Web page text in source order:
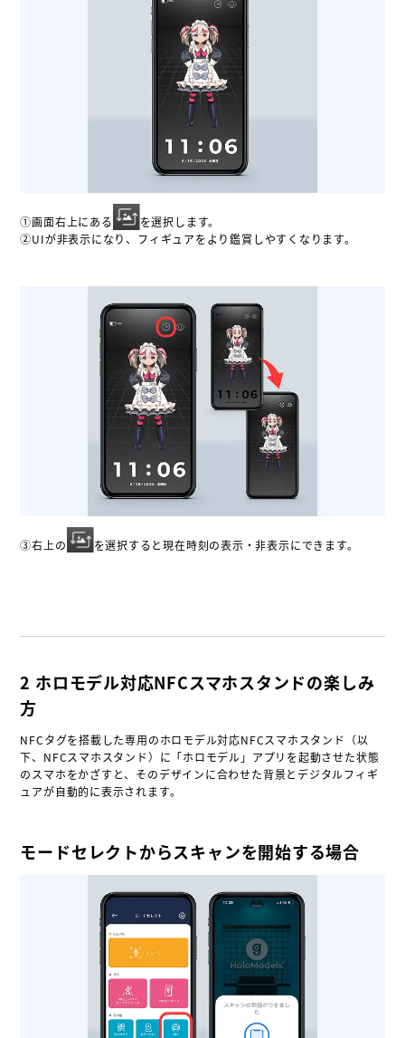
①画面右上にある
を選択します。
②UIが非表示になり、フィギュアをより鑑賞しやすくなります。
③右上の を選択すると現在時刻の表示・非表示にできます。
2 ホロモデル対応NFCスマホスタンドの楽しみ
方
NFCタグを搭載した専用のホロモデル対応NFCスマホスタンド（以
下、NFCスマホスタンド）に「ホロモデル」アプリを起動させた状態
のスマホをかざすと、そのデザインに合わせた背景とデジタルフィギ
ュアが自動的に表示されます。
モードセレクトからスキャンを開始する場合